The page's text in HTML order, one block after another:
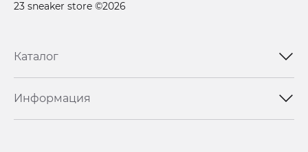
23 sneaker store ©2026
Каталог
Информация